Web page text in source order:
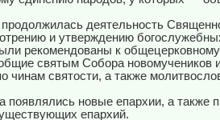
деятельность
и утверждению
рекомендованы к общецерковному
святым Собора новомучеников
чинам святости, а также
появлялись новые епархии, а также
епархий.